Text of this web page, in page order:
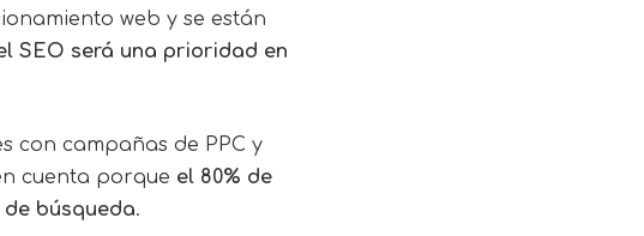
web y se están
SEO será una prioridad en
con campañas de PPC y
cuenta porque el 80% de
búsqueda.